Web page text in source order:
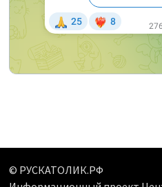
© РУСКАТОЛИК.РФ